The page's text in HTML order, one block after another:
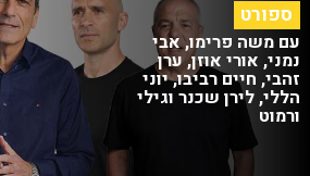
ספורט
עם משה פרימו, אבי
נמני, אורי אוזן, ערן
זהבי, חיים רביבו, יוני
הללי, לירן שכנר וגילי
ורמוט